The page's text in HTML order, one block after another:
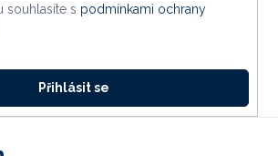
souhlasíte s podmínkami ochrany
Přihlásit se